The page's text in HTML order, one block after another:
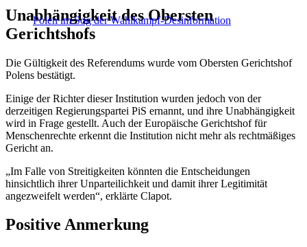
Polen im Sog der Wahlkampf-Desinformation
Unabhängigkeit des Obersten
Gerichtshofs
Die Gültigkeit des Referendums wurde vom Obersten Gerichtshof
Polens bestätigt.
Einige der Richter dieser Institution wurden jedoch von der
derzeitigen Regierungspartei PiS ernannt, und ihre Unabhängigkeit
wird in Frage gestellt. Auch der Europäische Gerichtshof für
Menschenrechte erkennt die Institution nicht mehr als rechtmäßiges
Gericht an.
„Im Falle von Streitigkeiten könnten die Entscheidungen
hinsichtlich ihrer Unparteilichkeit und damit ihrer Legitimität
angezweifelt werden“, erklärte Clapot.
Positive Anmerkung